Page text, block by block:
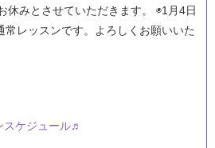
休みとさせていただきます。 ◉1月4日
常レッスンです。よろしくお願いいた
スケジュール♬